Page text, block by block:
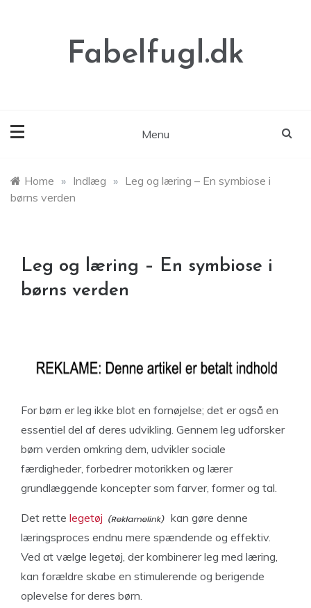
Fabelfugl.dk
Menu
Home » Indlæg » Leg og læring – En symbiose i
børns verden
Leg og læring – En symbiose i
børns verden
For børn er leg ikke blot en fornøjelse; det er også en
essentiel del af deres udvikling. Gennem leg udforsker
børn verden omkring dem, udvikler sociale
færdigheder, forbedrer motorikken og lærer
grundlæggende koncepter som farver, former og tal.
Det rette legetøj
kan gøre denne
læringsproces endnu mere spændende og effektiv.
Ved at vælge legetøj, der kombinerer leg med læring,
kan forældre skabe en stimulerende og berigende
oplevelse for deres børn.